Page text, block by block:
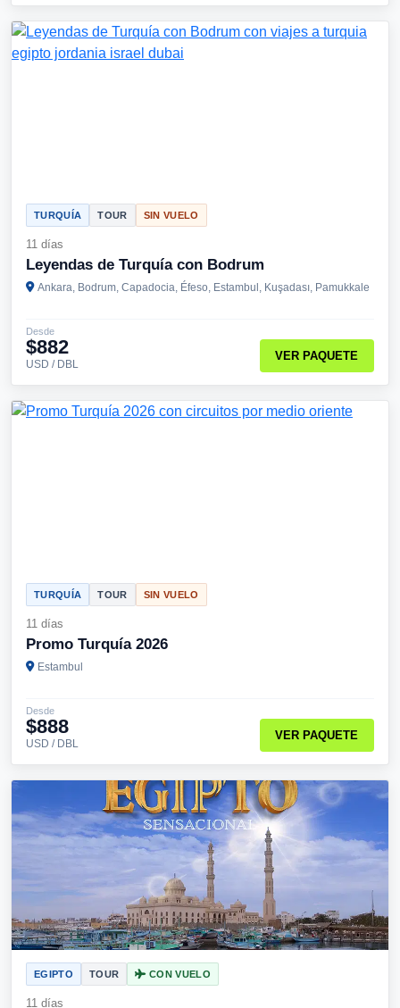
TURQUÍA TOUR SIN VUELO
11 días
Leyendas de Turquía con Bodrum
Ankara, Bodrum, Capadocia, Éfeso, Estambul, Kuşadası, Pamukkale
Desde
$882
USD / DBL
VER PAQUETE
TURQUÍA TOUR SIN VUELO
11 días
Promo Turquía 2026
Estambul
Desde
$888
USD / DBL
VER PAQUETE
EGIPTO TOUR CON VUELO
11 días